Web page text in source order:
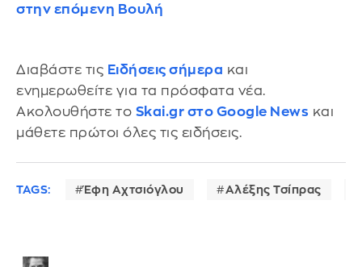
στην επόμενη Βουλή
Διαβάστε τις Ειδήσεις σήμερα και
ενημερωθείτε για τα πρόσφατα νέα.
Ακολουθήστε το Skai.gr στο Google News και
μάθετε πρώτοι όλες τις ειδήσεις.
TAGS: Έφη Αχτσιόγλου Αλέξης Τσίπρας